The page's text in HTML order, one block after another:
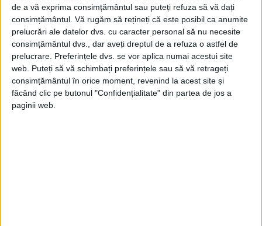
de a vă exprima consimțământul sau puteți refuza să vă dați
consimțământul. Vă rugăm să rețineți că este posibil ca anumite
prelucrări ale datelor dvs. cu caracter personal să nu necesite
consimțământul dvs., dar aveți dreptul de a refuza o astfel de
prelucrare. Preferințele dvs. se vor aplica numai acestui site
web. Puteți să vă schimbați preferințele sau să vă retrageți
consimțământul în orice moment, revenind la acest site și
făcând clic pe butonul "Confidențialitate" din partea de jos a
paginii web.